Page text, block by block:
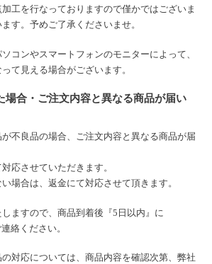
工を行なっておりますので僅かではございま
す。予めご了承くださいませ。
コンやスマートフォンのモニターによって、
て見える場合がございます。
場合・ご注文内容と異なる商品が届い
不良品の場合、ご注文内容と異なる商品が届
応させていただきます。
場合は、返金にて対応させて頂きます。
ますので、商品到着後『5日以内』に
絡ください。
対応については、商品内容を確認次第、弊社